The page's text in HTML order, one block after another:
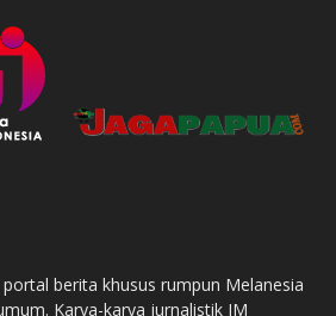
portal berita khusus rumpun Melanesia
Karya-karya jurnalistik JM